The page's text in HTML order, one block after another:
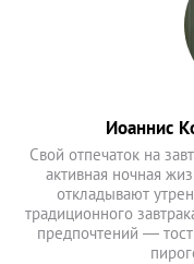
Иоаннис
Свой отпечаток на
активная ночная
откладывают
традиционного
предпочтений —